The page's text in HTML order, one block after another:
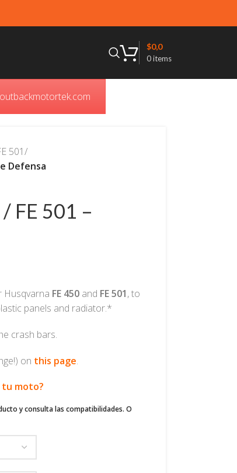
0items
$0,0
501/
Defensa
FE 501 –
Husqvarna FE 450 and FE 501,to
panels and radiator.*
crash bars.
on this page.
moto?
y consulta las compatibilidades. O